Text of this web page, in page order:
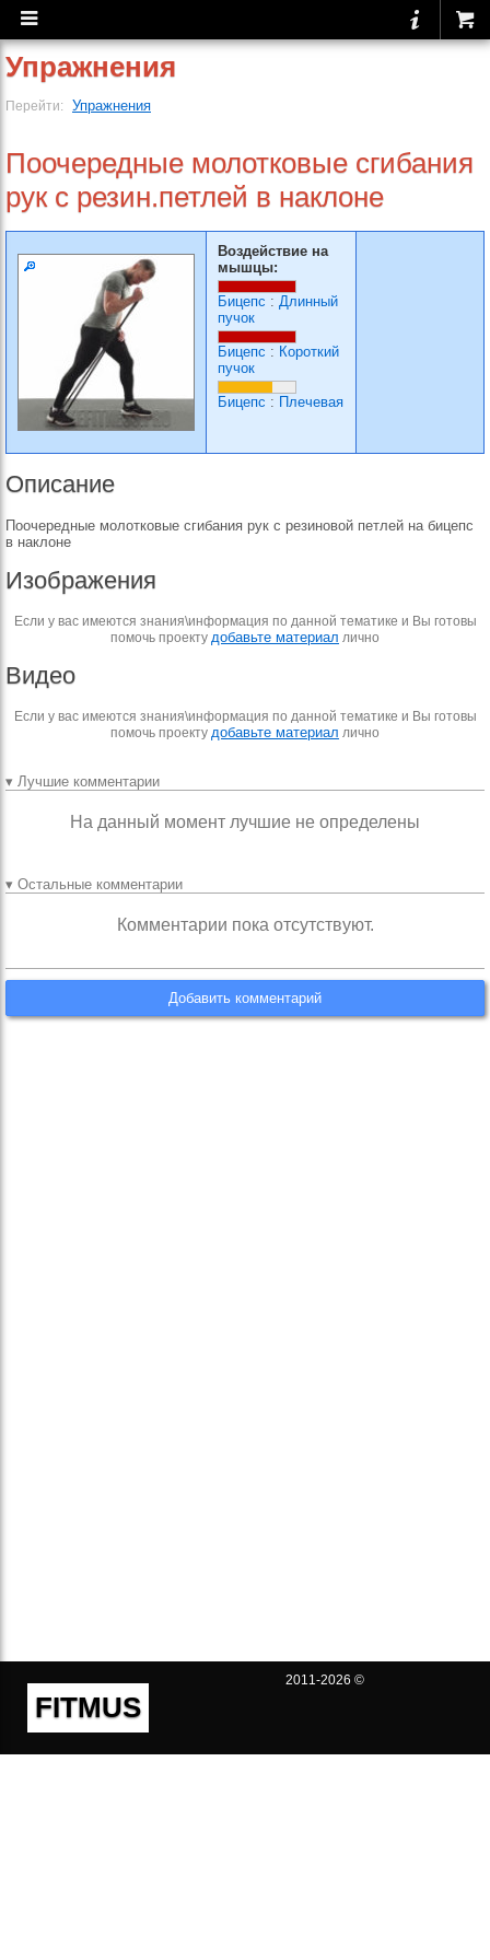
Упражнения
Перейти: Упражнения
Поочередные молотковые сгибания
рук с резин.петлей в наклоне
Воздействие на
мышцы:
Бицепс : Длинный
пучок
Бицепс : Короткий
пучок
Бицепс : Плечевая
Описание
Поочередные молотковые сгибания рук с резиновой петлей на бицепс
в наклоне
Изображения
Если у вас имеются знания\информация по данной тематике и Вы готовы
помочь проекту добавьте материал лично
Видео
Если у вас имеются знания\информация по данной тематике и Вы готовы
помочь проекту добавьте материал лично
▾ Лучшие комментарии
На данный момент лучшие не определены
▾ Остальные комментарии
Комментарии пока отсутствуют.
Добавить комментарий
FITMUS
2011-2026 ©